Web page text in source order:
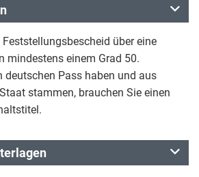
über eine
mindestens einem Grad 50.
deutschen Pass haben und aus
stammen, brauchen Sie einen